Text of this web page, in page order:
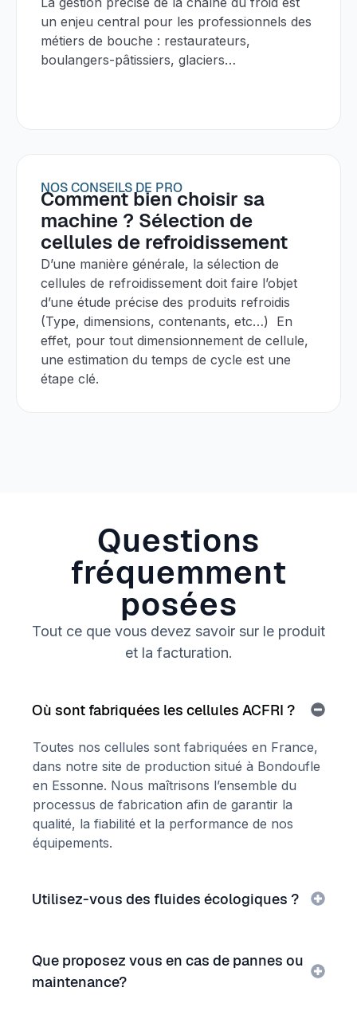
un enjeu central pour les professionnels des
métiers de bouche : restaurateurs,
boulangers-pâtissiers, glaciers…
NOS CONSEILS DE PRO
Comment bien choisir sa
machine ? Sélection de
cellules de refroidissement
D’une manière générale, la sélection de
cellules de refroidissement doit faire l’objet
d’une étude précise des produits refroidis
(Type, dimensions, contenants, etc…) En
effet, pour tout dimensionnement de cellule,
une estimation du temps de cycle est une
étape clé.
Questions
fréquemment
posées
Tout ce que vous devez savoir sur le produit
et la facturation.
Où sont fabriquées les cellules ACFRI ?
Toutes nos cellules sont fabriquées en France,
dans notre site de production situé à Bondoufle
en Essonne. Nous maîtrisons l’ensemble du
processus de fabrication afin de garantir la
qualité, la fiabilité et la performance de nos
équipements.
Utilisez-vous des fluides écologiques ?
Que proposez vous en cas de pannes ou
maintenance?